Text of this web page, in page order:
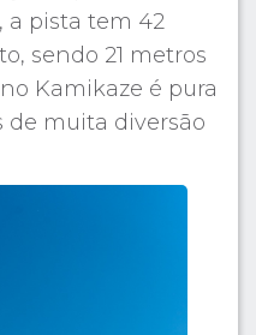
a pista tem 42
sendo 21 metros
Kamikaze é pura
muita diversão